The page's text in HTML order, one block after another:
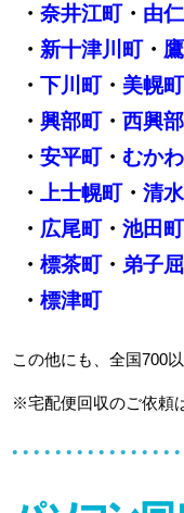
・ 奈井江町・ 由
・ 新十津川町・
・ 下川町・ 美幌町
・ 興部町・ 西興
・ 安平町・ むか
・ 上士幌町・ 清
・ 広尾町・ 池田町
・ 標茶町・ 弟子
・ 標津町
この他にも、全国700
※宅配便回収のご依頼